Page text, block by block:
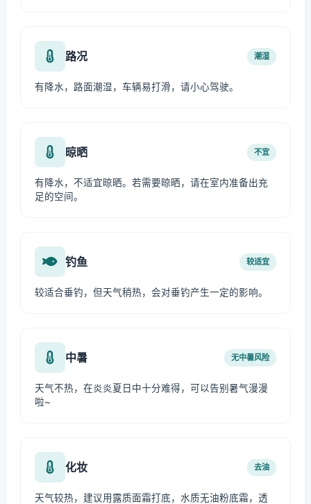
路况 潮湿
有降水，路面潮湿，车辆易打滑，请小心驾驶。
晾晒 不宜
有降水，不适宜晾晒。若需要晾晒，请在室内准备出充
足的空间。
钓鱼 较适宜
较适合垂钓，但天气稍热，会对垂钓产生一定的影响。
中暑 无中暑风险
天气不热，在炎炎夏日中十分难得，可以告别暑气漫漫
啦~
化妆 去油
天气较热，建议用露质面霜打底，水质无油粉底霜，透